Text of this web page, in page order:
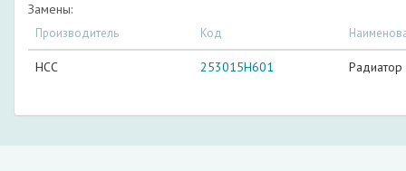
Замены:
Производитель Код
HCC 253015H601 Радиатор